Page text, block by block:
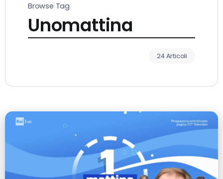
Browse Tag
Unomattina
24 Articoli